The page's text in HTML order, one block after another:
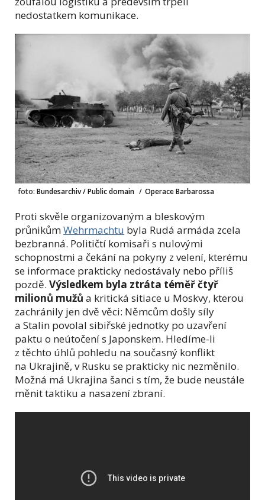
nedostatkem komunikace.
foto: Bundesarchiv / Public domain / Operace Barbarossa
Proti skvěle organizovaným a bleskovým
průnikůmWehrmachtu byla Rudá armáda zcela
bezbranná. Političtí komisaři s nulovými
schopnostmi a čekání na pokyny z velení, kterému
se informace prakticky nedostávaly nebo příliš
pozdě. Výsledkem byla ztráta téměř čtyř
milionů mužů a kritická sitiace u Moskvy, kterou
zachránily jen dvě věci: Němcům došly síly
a Stalin povolal sibiřské jednotky po uzavření
paktu o neútočení s Japonskem. Hledíme-li
z těchto úhlů pohledu na současný konflikt
na Ukrajině, v Rusku se prakticky nic nezměnilo.
Možná má Ukrajina šanci s tím, že bude neustále
měnit taktiku a nasazení zbraní.